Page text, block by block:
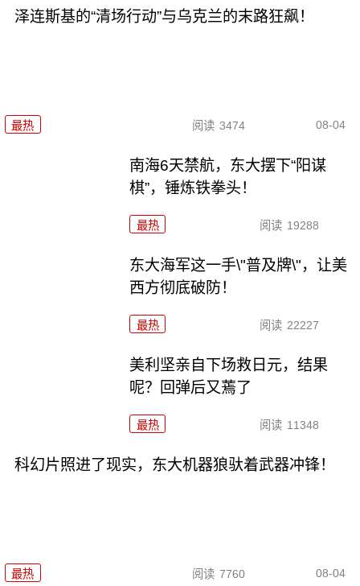
泽连斯基的“清场行动”与乌克兰的末路狂飙！
最热 阅读 3474 08-04
南海6天禁航，东大摆下“阳谋
棋”，锤炼铁拳头！
最热 阅读 19288
东大海军这一手\"普及牌\"，让美
西方彻底破防！
最热 阅读 22227
美利坚亲自下场救日元，结果
呢？回弹后又蔫了
最热 阅读 11348
科幻片照进了现实，东大机器狼驮着武器冲锋！
最热 阅读 7760 08-04